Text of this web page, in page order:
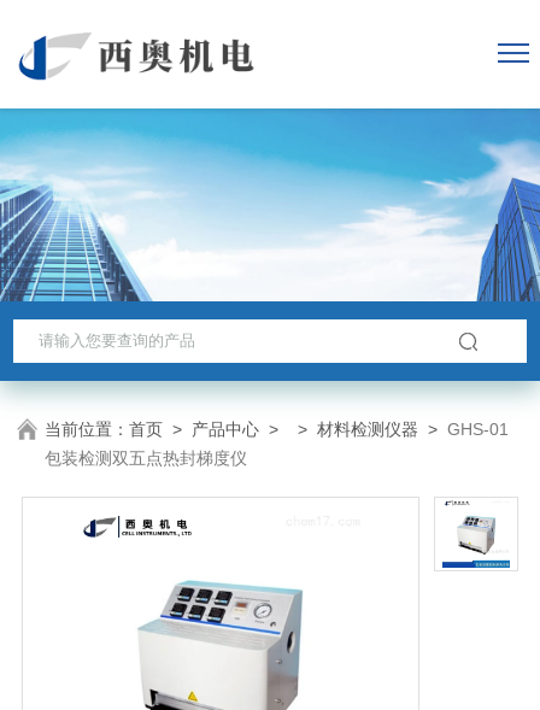
当前位置：首页 > 产品中心 > >材料检测仪器 >GHS-01
包装检测双五点热封梯度仪